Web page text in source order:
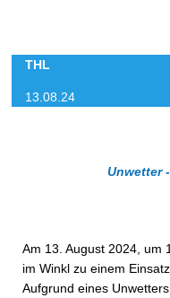
THL
13.08.24
Unwetter
Am 13. August 2024, um
im Winkl zu einem
Aufgrund eines